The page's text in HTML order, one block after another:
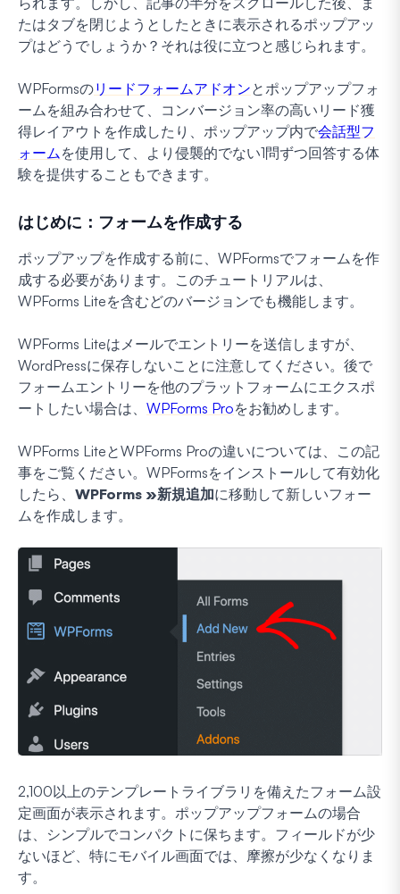
たはタブを閉じようとしたときに表示されるポップアッ
プはどうでしょうか？それは役に立つと感じられます。
WPFormsのリードフォームアドオンとポップアップフォ
ームを組み合わせて、コンバージョン率の高いリード獲
得レイアウトを作成したり、ポップアップ内で会話型フ
ォーム を使用して、より侵襲的でない1問ずつ回答する体
験を提供することもできます。
はじめに：フォームを作成する
ポップアップを作成する前に、WPFormsでフォームを作
成する必要があります。このチュートリアルは、
WPForms Liteを含むどのバージョンでも機能します。
WPForms Liteはメールでエントリーを送信しますが、
WordPressに保存しないことに注意してください。後で
フォームエントリーを他のプラットフォームにエクスポ
ートしたい場合は、 WPForms Proをお勧めします。
WPForms LiteとWPForms Proの違いについては、この記
事をご覧ください。WPFormsをインストールして有効化
したら、 WPForms »新規追加に移動して新しいフォー
ムを作成します。
2,100以上のテンプレートライブラリを備えたフォーム設
定画面が表示されます。ポップアップフォームの場合
は、シンプルでコンパクトに保ちます。フィールドが少
ないほど、特にモバイル画面では、摩擦が少なくなりま
す。